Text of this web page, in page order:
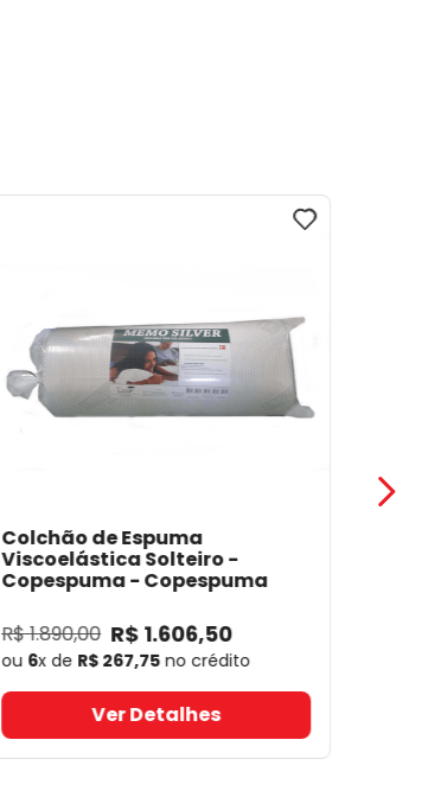
Colchão de Espuma
Viscoelástica Solteiro -
Copespuma- Copespuma
R$1.890,00 R$ 1.606,50
ou 6x de R$ 267,75 no crédito
Ver Detalhes